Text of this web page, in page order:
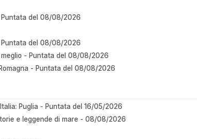
Puntata del 08/08/2026
Puntata del 08/08/2026
meglio - Puntata del 08/08/2026
- Puntata del 08/08/2026
Puglia - Puntata del 16/05/2026
e leggende di mare - 08/08/2026